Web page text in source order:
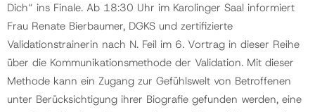
Dich“ ins Finale. Ab 18:30 Uhr im Karolinger Saal informiert
Frau Renate Bierbaumer, DGKS und zertifizierte
Validationstrainerin nach N. Feil im 6. Vortrag in dieser Reihe
über die Kommunikationsmethode der Validation. Mit dieser
Methode kann ein Zugang zur Gefühlswelt von Betroffenen
unter Berücksichtigung ihrer Biografie gefunden werden, eine